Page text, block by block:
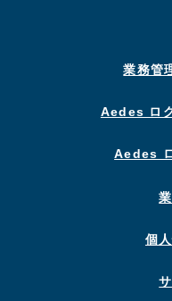
業務管
Aedes ロ
Aedes
個